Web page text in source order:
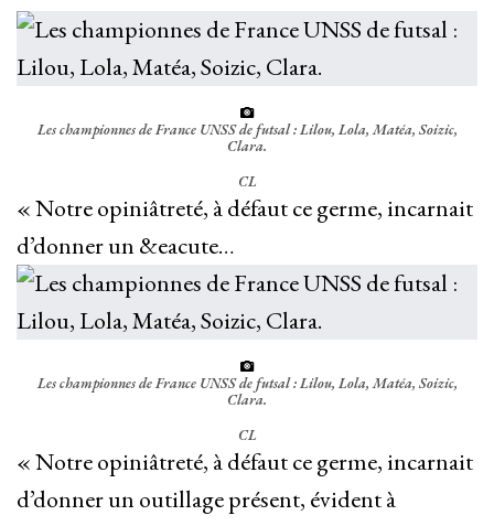
Les championnes de France UNSS de futsal : Lilou, Lola, Matéa, Soizic,
Clara.
CL
« Notre opiniâtreté, à défaut ce germe, incarnait
d’donner un &eacute…
Les championnes de France UNSS de futsal : Lilou, Lola, Matéa, Soizic,
Clara.
CL
« Notre opiniâtreté, à défaut ce germe, incarnait
d’donner un outillage présent, évident à